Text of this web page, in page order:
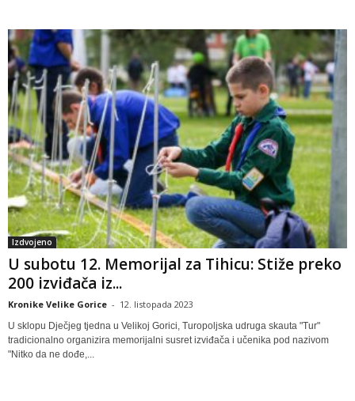
Izdvojeno
U subotu 12. Memorijal za Tihicu: Stiže preko
200 izviđača iz...
Kronike Velike Gorice - 12. listopada 2023
U sklopu Dječjeg tjedna u Velikoj Gorici, Turopoljska udruga skauta "Tur"
tradicionalno organizira memorijalni susret izviđača i učenika pod nazivom
"Nitko da ne dođe,...